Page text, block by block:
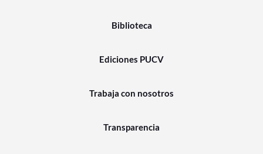
Biblioteca
Ediciones PUCV
Trabaja con nosotros
Transparencia